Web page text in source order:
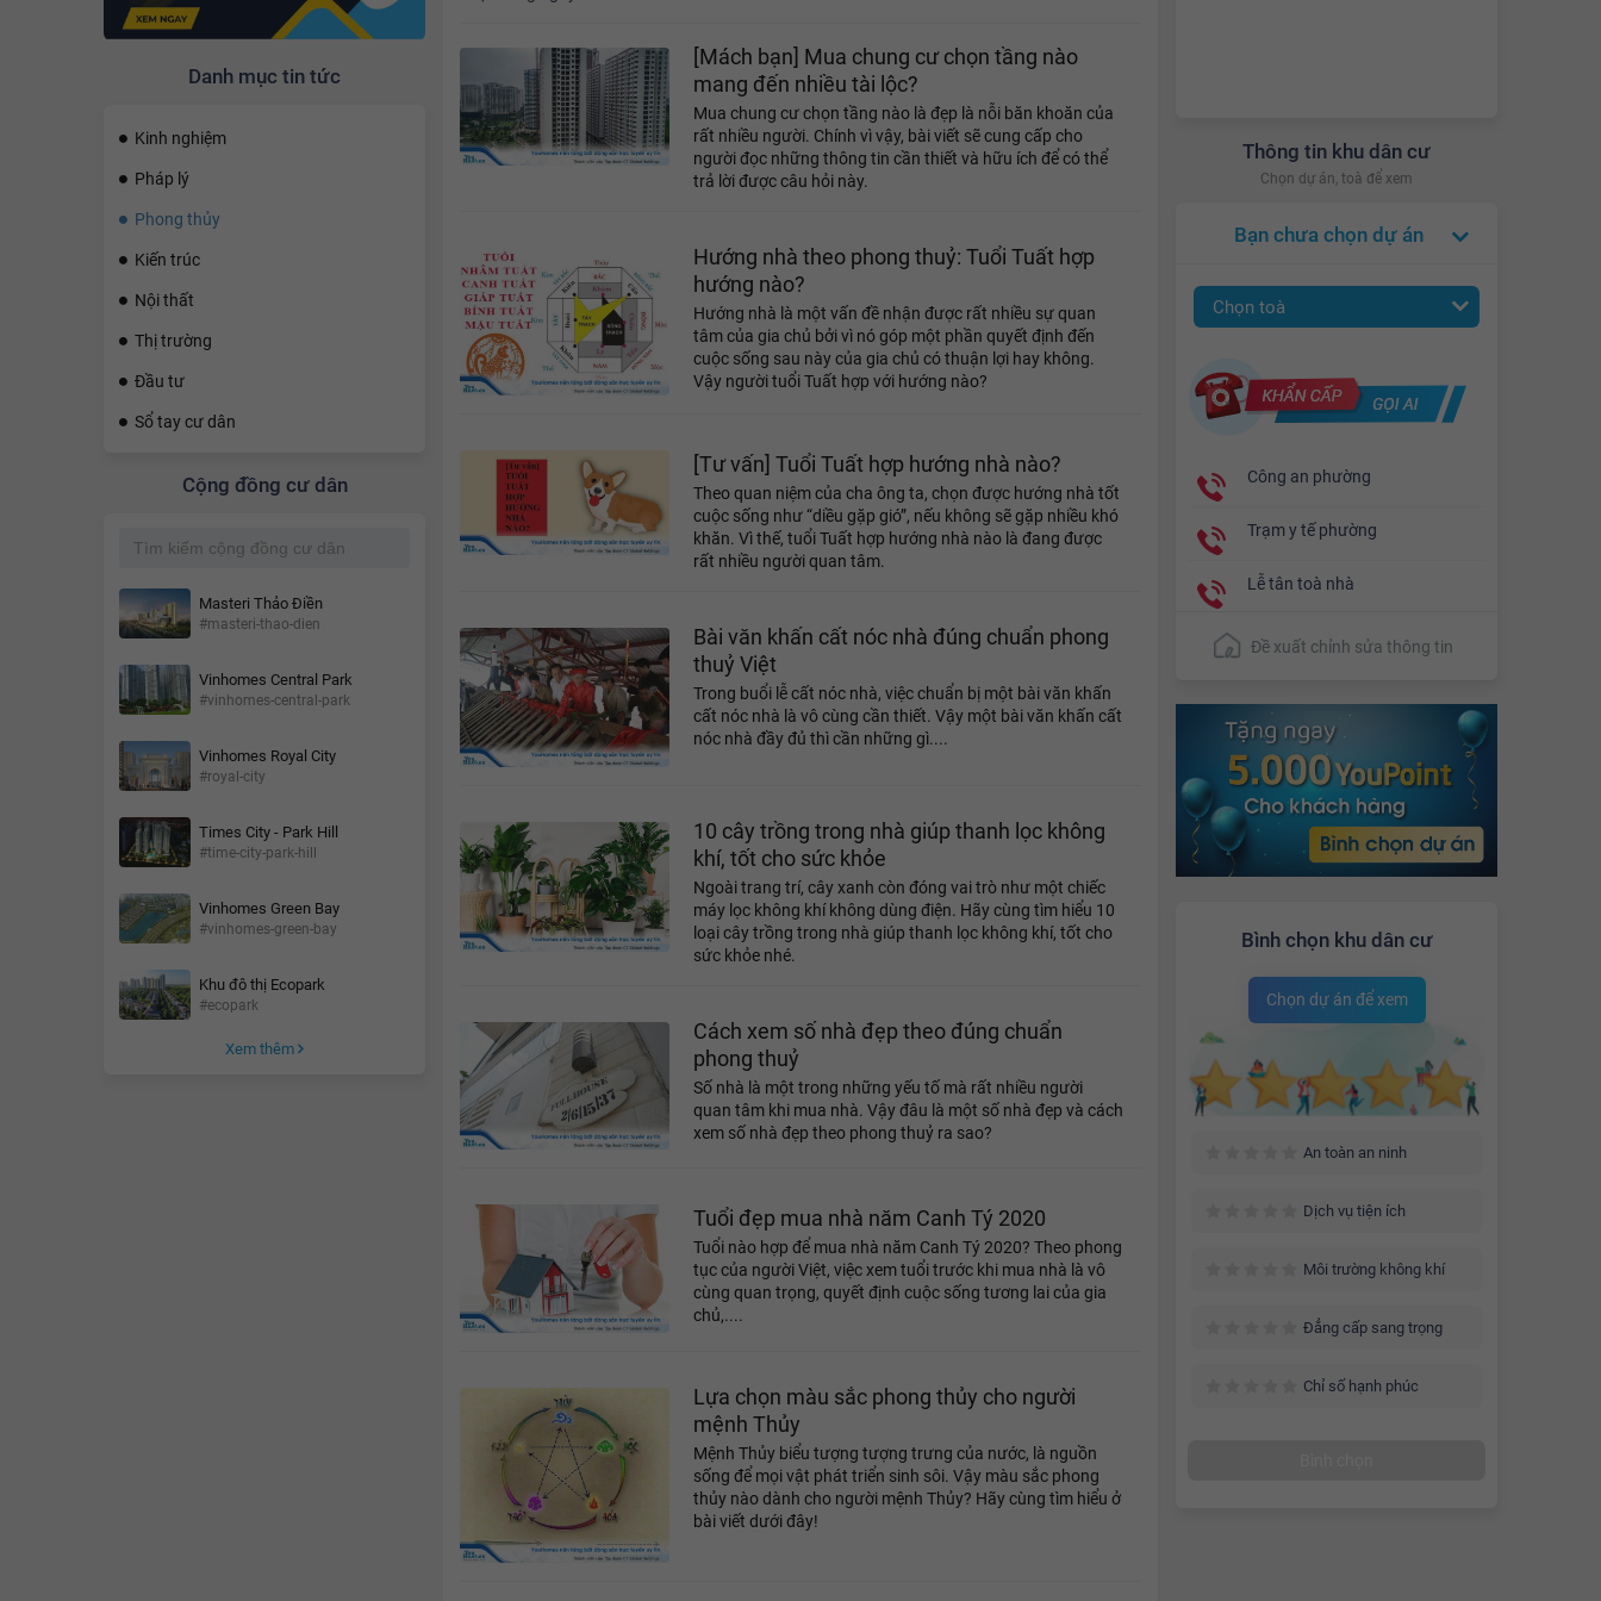
Danh mục tin tức
Kinh nghiệm
Pháp lý
Phong thủy
Kiến trúc
Nội thất
Thị trường
Đầu tư
Sổ tay cư dân
Cộng đồng cư dân
Masteri Thảo Điền
#masteri-thao-dien
Vinhomes Central Park
#vinhomes-central-park
Vinhomes Royal City
#royal-city
Times City - Park Hill
#time-city-park-hill
Vinhomes Green Bay
#vinhomes-green-bay
Khu đô thị Ecopark
#ecopark
Xem thêm
Thông tin khu dân cư
Chọn dự án, toà để xem
Bạn chưa chọn dự án
Chọn toà
Công an phường
Trạm y tế phường
Lễ tân toà nhà
Đề xuất chỉnh sửa thông tin
Bình chọn khu dân cư
Chọn dự án để xem
An toàn an ninh
Dịch vụ tiện ích
Môi trường không khí
Đẳng cấp sang trọng
Chỉ số hạnh phúc
Sửa chữa
[Mách bạn] Mua chung cư chọn tầng nào
mang đến nhiều tài lộc?
Mua chung cư chọn tầng nào là đẹp là nỗi băn khoăn của
rất nhiều người. Chính vì vậy, bài viết sẽ cung cấp cho
người đọc những thông tin cần thiết và hữu ích để có thể
trả lời được câu hỏi này.
Hướng nhà theo phong thuỷ: Tuổi Tuất hợp
hướng nào?
Hướng nhà là một vấn đề nhận được rất nhiều sự quan
tâm của gia chủ bởi vì nó góp một phần quyết định đến
cuộc sống sau này của gia chủ có thuận lợi hay không.
Vậy người tuổi Tuất hợp với hướng nào?
[Tư vấn] Tuổi Tuất hợp hướng nhà nào?
Theo quan niệm của cha ông ta, chọn được hướng nhà tốt
cuộc sống như “diều gặp gió”, nếu không sẽ gặp nhiều khó
khăn. Vì thế, tuổi Tuất hợp hướng nhà nào là đang được
rất nhiều người quan tâm.
Bài văn khấn cất nóc nhà đúng chuẩn phong
thuỷ Việt
Trong buổi lễ cất nóc nhà, việc chuẩn bị một bài văn khấn
cất nóc nhà là vô cùng cần thiết. Vậy một bài văn khấn cất
nóc nhà đầy đủ thì cần những gì....
10 cây trồng trong nhà giúp thanh lọc không
khí, tốt cho sức khỏe
Ngoài trang trí, cây xanh còn đóng vai trò như một chiếc
máy lọc không khí không dùng điện. Hãy cùng tìm hiểu 10
loại cây trồng trong nhà giúp thanh lọc không khí, tốt cho
sức khỏe nhé.
Cách xem số nhà đẹp theo đúng chuẩn
phong thuỷ
Số nhà là một trong những yếu tố mà rất nhiều người
quan tâm khi mua nhà. Vậy đâu là một số nhà đẹp và cách
xem số nhà đẹp theo phong thuỷ ra sao?
Tuổi đẹp mua nhà năm Canh Tý 2020
Tuổi nào hợp để mua nhà năm Canh Tý 2020? Theo phong
tục của người Việt, việc xem tuổi trước khi mua nhà là vô
cùng quan trọng, quyết định cuộc sống tương lai của gia
chủ,....
Lựa chọn màu sắc phong thủy cho người
mệnh Thủy
Mệnh Thủy biểu tượng tượng trưng của nước, là nguồn
sống để mọi vật phát triển sinh sôi. Vậy màu sắc phong
thủy nào dành cho người mệnh Thủy? Hãy cùng tìm hiểu ở
bài viết dưới đây!